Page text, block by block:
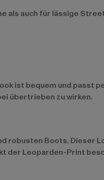
als auch für lässige
ist bequem und passt
übertrieben zu wirken.
robusten Boots. Dieser
der Leoparden-Print